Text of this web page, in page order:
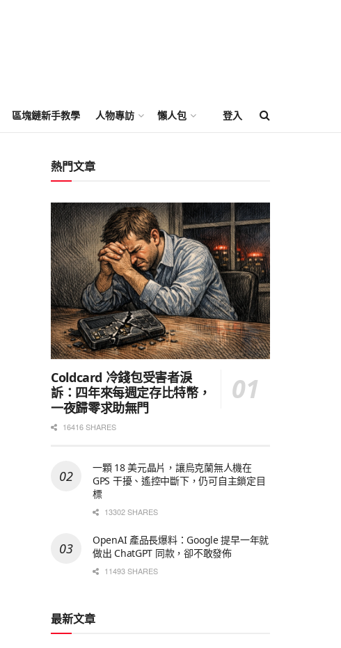
區塊鏈新手教學 人物專訪 懶人包 登入
熱門文章
Coldcard 冷錢包受害者淚
訴：四年來每週定存比特幣，
一夜歸零求助無門
16416 SHARES
一顆 18 美元晶片，讓烏克蘭無人機在
GPS 干擾、遙控中斷下，仍可自主鎖定目
標
13302 SHARES
OpenAI 產品長爆料：Google 提早一年就
做出 ChatGPT 同款，卻不敢發佈
11493 SHARES
最新文章